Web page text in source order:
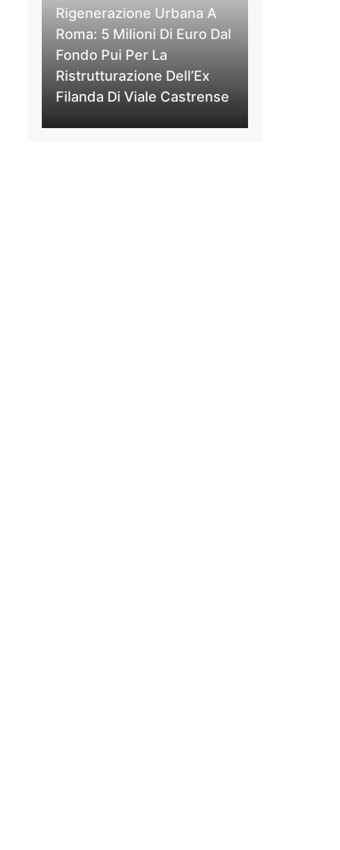
Rigenerazione Urbana A
Roma: 5 Milioni Di Euro Dal
Fondo Pui Per La
Ristrutturazione Dell’Ex
Filanda Di Viale Castrense